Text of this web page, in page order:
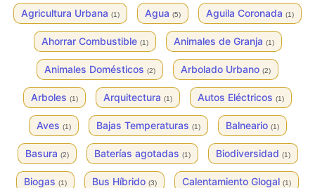
Agricultura Urbana (1) Agua (5) Aguila Coronada (1)
Ahorrar Combustible (1) Animales de Granja (1)
Animales Domésticos (2) Arbolado Urbano (2)
Arboles (1) Arquitectura (1) Autos Eléctricos (1)
Aves (1) Bajas Temperaturas (1) Balneario (1)
Basura (2) Baterías agotadas (1) Biodiversidad (1)
Biogas (1) Bus Híbrido (3) Calentamiento Glogal (1)